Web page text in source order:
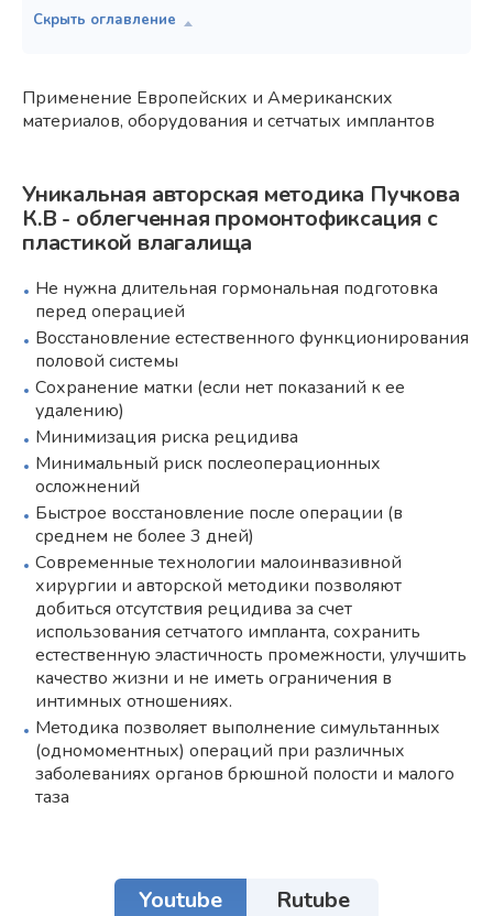
Применение Европейских и Американских
материалов, оборудования и сетчатых имплантов
Уникальная авторская методика Пучкова
К.В - облегченная промонтофиксация с
пластикой влагалища
Не нужна длительная гормональная подготовка
перед операцией
Восстановление естественного функционирования
половой системы
Сохранение матки (если нет показаний к ее
удалению)
Минимизация риска рецидива
Минимальный риск послеоперационных
осложнений
Быстрое восстановление после операции (в
среднем не более 3 дней)
Современные технологии малоинвазивной
хирургии и авторской методики позволяют
добиться отсутствия рецидива за счет
использования сетчатого импланта, сохранить
естественную эластичность промежности, улучшить
качество жизни и не иметь ограничения в
интимных отношениях.
Методика позволяет выполнение симультанных
(одномоментных) операций при различных
заболеваниях органов брюшной полости и малого
таза
Youtube Rutube